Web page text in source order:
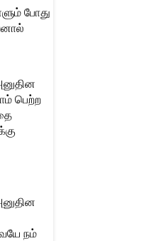
போது
பெற்ற
நம்